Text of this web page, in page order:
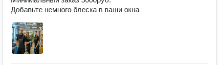
Добавьте немного блеска в ваши окна